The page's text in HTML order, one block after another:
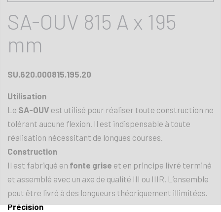
SA-OUV 815 A x 195
mm
SU.620.000815.195.20
Utilisation
Le SA-OUV est utilisé pour réaliser toute construction ne
tolérant aucune flexion. Il est indispensable à toute
réalisation nécessitant de longues courses.
Construction
Il est fabriqué en fonte grise et en principe livré terminé
et assemblé avec un axe de qualité III ou IIIR. L’ensemble
peut être livré à des longueurs théoriquement illimitées.
Précision